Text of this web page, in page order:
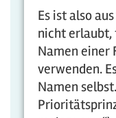
Es ist also
nicht erlaubt,
Namen einer
verwenden.
Namen